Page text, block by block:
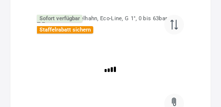
Sofort verfügbar
Staffelrabatt sichern